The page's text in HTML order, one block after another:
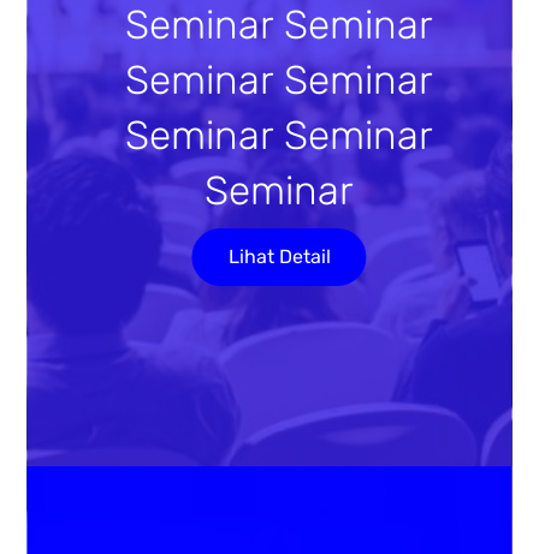
Seminar Seminar
Seminar Seminar
Seminar Seminar
Seminar
Lihat Detail